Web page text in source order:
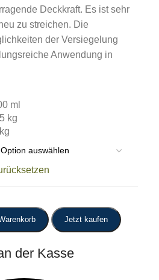
Deckkraft. Es ist sehr
zu streichen. Die
der Versiegelung
Anwendung in
ml
kg
Jetzt kaufen
der Kasse